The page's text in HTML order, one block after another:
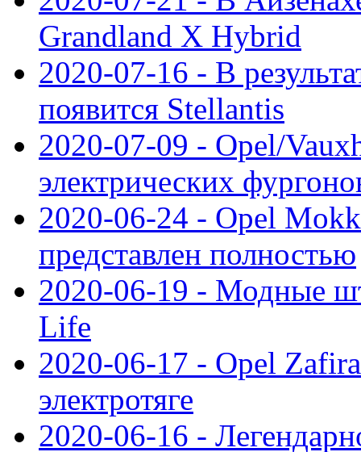
Grandland X Hybrid
2020-07-16 - В
появится Stellantis
2020-07-09 - Opel/
электрических
2020-06-24 - Opel
представлен полностью
2020-06-19 - Модные
Life
2020-06-17 - Opel
электротяге
2020-06-16 -